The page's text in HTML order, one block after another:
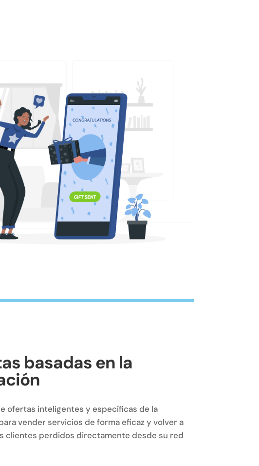
basadas en la
ofertas inteligentes y específicas de la
vender servicios de forma eficaz y volver a
clientes perdidos directamente desde su red